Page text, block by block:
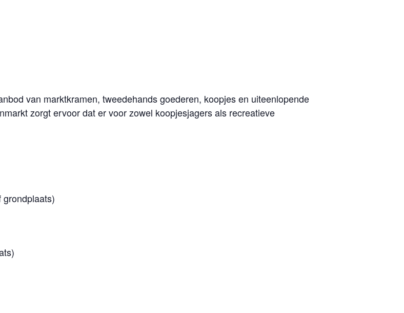
van marktkramen, tweedehands goederen, koopjes en uiteenlopende
zorgt ervoor dat er voor zowel koopjesjagers als recreatieve